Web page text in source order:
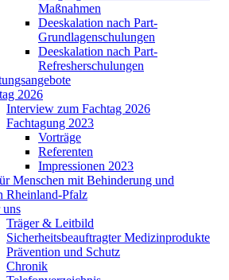
Maßnahmen
Deeskalation nach Part-
Grundlagenschulungen
Deeskalation nach Part-
Refresherschulungen
2026
Interview zum Fachtag 2026
Fachtagung 2023
Vorträge
Referenten
Impressionen 2023
Menschen mit Behinderung und
Rheinland-Pfalz
Träger & Leitbild
Sicherheitsbeauftragter Medizinprodukte
Prävention und Schutz
Chronik